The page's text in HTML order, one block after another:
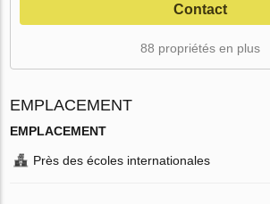
Contact
88 propriétés en plus
EMPLACEMENT
EMPLACEMENT
Près des écoles internationales